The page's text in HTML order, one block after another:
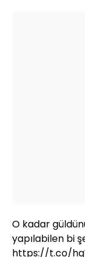
O kadar
yapılabilen bi
https://t.co/